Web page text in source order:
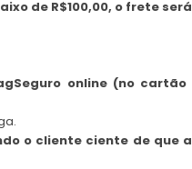
de R$100,00, o frete
online (no
o cliente ciente de que